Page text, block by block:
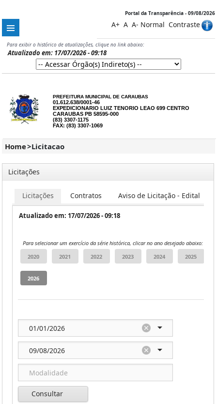
Portal da Transparência - 09/08/2026
A+ A A- Normal Contraste
Para exibir o histórico de atualizações, clique no link abaixo:
Atualizado em: 17/07/2026 - 09:18
PREFEITURA MUNICIPAL DE CARAUBAS
01.612.638/0001-46
EXPEDICIONARIO LUIZ TENORIO LEAO 699 CENTRO
CARAUBAS PB 58595-000
(83) 3307-1175
FAX: (83) 3307-1069
Home>Licitacao
Licitações
Licitações Contratos Aviso de Licitação - Edital
Atualizado em: 17/07/2026 - 09:18
Para selecionar um exercício da série histórica, clicar no ano desejado abaixo:
Consultar